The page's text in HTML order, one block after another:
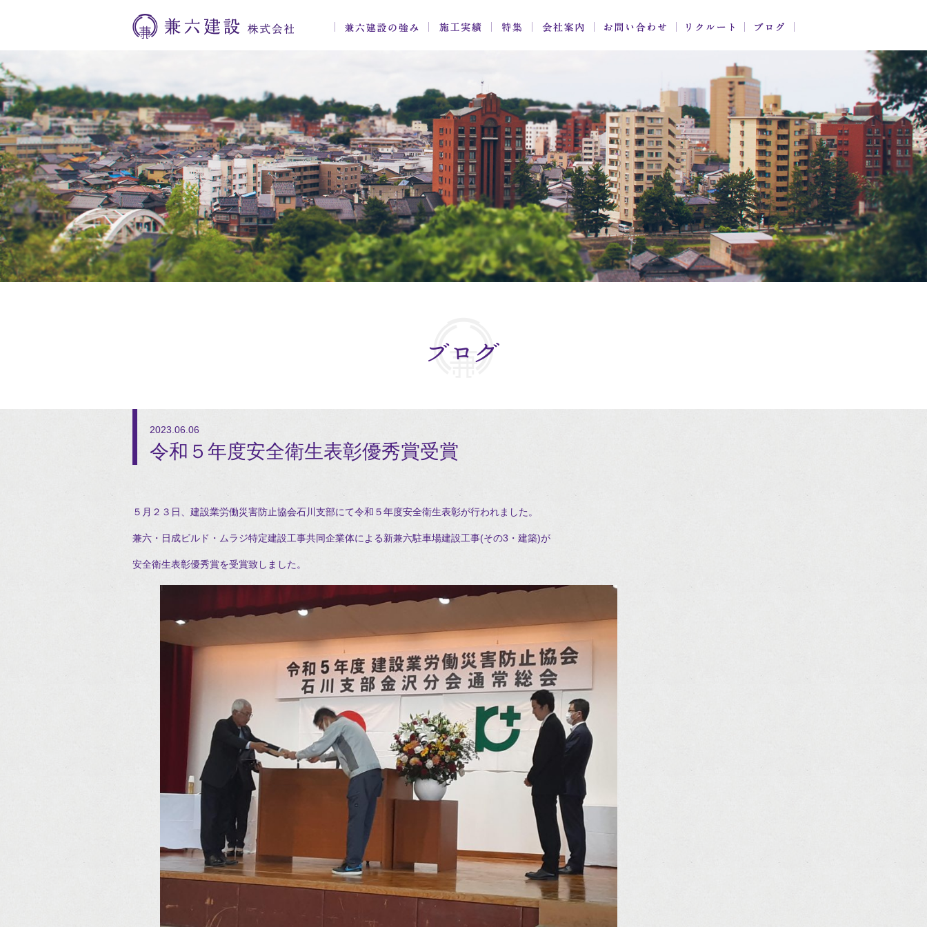
2023.06.06
令和５年度安全衛生表彰優秀賞受賞
５月２３日、建設業労働災害防止協会石川支部にて令和５年度安全衛生表彰が行われました。
兼六・日成ビルド・ムラジ特定建設工事共同企業体による新兼六駐車場建設工事(その3・建築)が
安全衛生表彰優秀賞を受賞致しました。